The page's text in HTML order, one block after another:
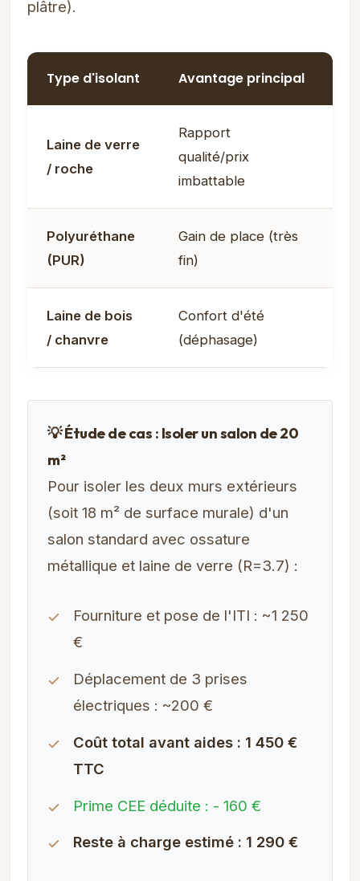
plâtre).
Type d'isolant Avantage principal
Laine de verre
/ roche
Rapport
qualité/prix
imbattable
Polyuréthane
(PUR)
Gain de place (très
fin)
Laine de bois
/ chanvre
Confort d'été
(déphasage)
💡 Étude de cas : Isoler un salon de 20
m²
Pour isoler les deux murs extérieurs
(soit 18 m² de surface murale) d'un
salon standard avec ossature
métallique et laine de verre (R=3.7) :
Fourniture et pose de l'ITI : ~1 250
€
Déplacement de 3 prises
électriques : ~200 €
Coût total avant aides : 1 450 €
TTC
Prime CEE déduite : - 160 €
Reste à charge estimé : 1 290 €